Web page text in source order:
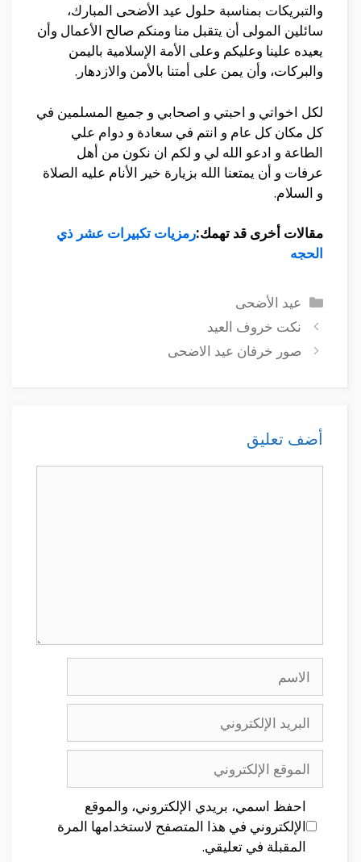
والتبريكات بمناسبة حلول عيد الأضحى المبارك،
سائلين المولى أن يتقبل منا ومنكم صالح الأعمال وأن
يعيده علينا وعليكم وعلى الأمة الإسلامية باليمن
والبركات، وأن يمن على أمتنا بالأمن والازدهار.
لكل اخواتي و احبتي و اصحابي و جميع المسلمين في
كل مكان كل عام و انتم في سعادة و دوام علي
الطاعة و ادعو الله لي و لكم ان نكون من أهل
عرفات و أن يمتعنا الله بزيارة خير الأنام عليه الصلاة
و السلام.
مقالات أخرى قد تهمك:رمزيات تكبيرات عشر ذي
الحجه
التصنيفات
عيد الأضحى
نكت خروف العيد
صور خرفان عيد الاضحى
أضف تعليق
الاسم
البريد
الإلكتروني
الموقع
الإلكتروني
احفظ اسمي، بريدي الإلكتروني، والموقع
الإلكتروني في هذا المتصفح لاستخدامها المرة
المقبلة في تعليقي.